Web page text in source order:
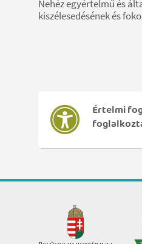
Nehéz egyértelmű és
kiszélesedésének és
Értelmi